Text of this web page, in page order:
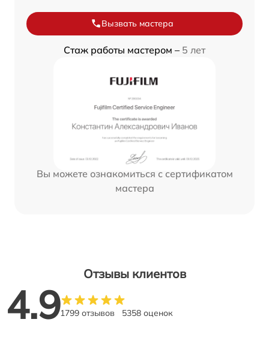
Вызвать мастера
Стаж работы мастером – 5 лет
Вы можете ознакомиться с сертификатом
мастера
Отзывы клиентов
4.91799 отзывов 5358 оценок